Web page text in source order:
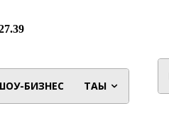
БИЗНЕС ТАҒЫ